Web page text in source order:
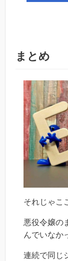
まとめ
それじゃこ
悪役令嬢の
んでいなか
連続で同じ